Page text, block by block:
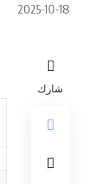
2025-10-18
شارك